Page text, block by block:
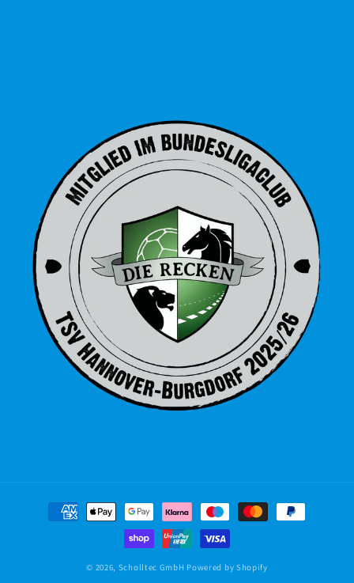
Zahlungsmethoden
© 2026, Scholltec GmbH Powered by Shopify